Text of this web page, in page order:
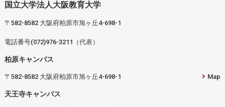
国立大学法人大阪教育大学
〒582-8582 大阪府柏原市旭ヶ丘4-698-1
電話番号(072)976-3211（代表）
柏原キャンパス
〒582-8582 大阪府柏原市旭ヶ丘4-698-1 Map
天王寺キャンパス